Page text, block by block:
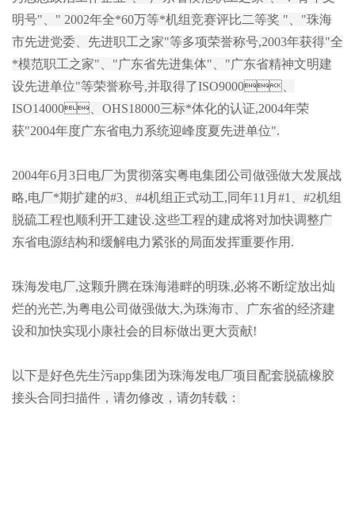
明号"、" 2002年全*60万等*机组竞赛评比二等奖 "、"珠海
市先进党委、先进职工之家"等多项荣誉称号,2003年获得"全
*模范职工之家"、"广东省先进集体"、"广东省精神文明建
设先进单位"等荣誉称号,并取得了ISO9000、
ISO14000、OHS18000三标*体化的认证,2004年荣
获"2004年度广东省电力系统迎峰度夏先进单位".
2004年6月3日电厂为贯彻落实粤电集团公司做强做大发展战
略,电厂*期扩建的#3、#4机组正式动工,同年11月#1、#2机组
脱硫工程也顺利开工建设.这些工程的建成将对加快调整广
东省电源结构和缓解电力紧张的局面发挥重要作用.
珠海发电厂,这颗升腾在珠海港畔的明珠,必将不断绽放出灿
烂的光芒,为粤电公司做强做大,为珠海市、广东省的经济建
设和加快实现小康社会的目标做出更大贡献!
以下是好色先生污app集团为珠海发电厂项目配套脱硫橡胶
接头合同扫描件，请勿修改，请勿转载：